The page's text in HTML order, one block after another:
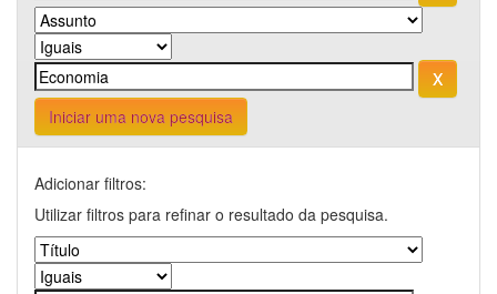
Iniciar uma nova pesquisa
Adicionar filtros:
Utilizar filtros para refinar o resultado da pesquisa.